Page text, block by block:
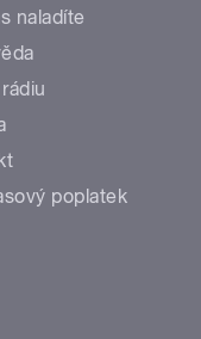
naladíte
poplatek